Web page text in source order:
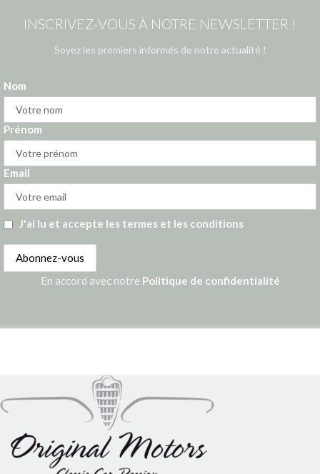
INSCRIVEZ-VOUS À NOTRE NEWSLETTER !
Soyez les premiers informés de notre actualité !
Nom
Prénom
Email
J'ai lu et accepte les termes et les conditions
En accord avec notre Politique de confidentialité